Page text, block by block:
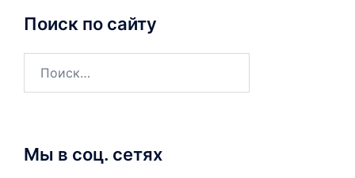
Поиск по сайту
Мы в соц. сетях